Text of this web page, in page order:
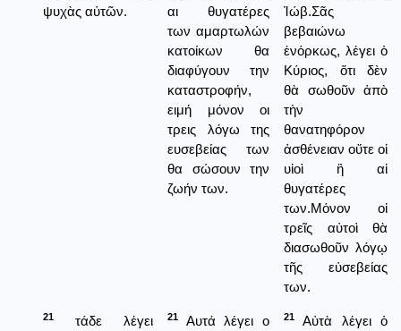
ψυχὰς αὐτῶν.
αι θυγατέρες
των αμαρτωλών
κατοίκων θα
διαφύγουν την
καταστροφήν,
ειμή μόνον οι
τρεις λόγω της
ευσεβείας των
θα σώσουν την
ζωήν των.
Ἰώβ.Σᾶς
βεβαιώνω
ἐνόρκως, λέγει ὁ
Κύριος, ὅτι δὲν
θὰ σωθοῦν ἀπὸ
τὴν
θανατηφόρον
ἀσθένειαν οὔτε οἱ
υἱοὶ ἢ αἱ
θυγατέρες
των.Μόνον οἱ
τρεῖς αὐτοὶ θὰ
διασωθοῦν λόγῳ
τῆς εὐσεβείας
των.
21
τάδε λέγει
21
Αυτά λέγει ο
21
Αὐτὰ λέγει ὁ